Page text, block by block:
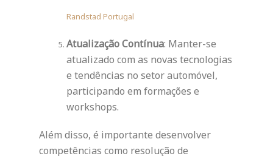
Randstad Portugal
Atualização Contínua: Manter-se
atualizado com as novas tecnologias
e tendências no setor automóvel,
participando em formações e
workshops.
Além disso, é importante desenvolver
competências como resolução de